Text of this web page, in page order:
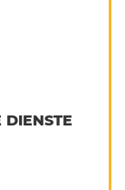
DIENSTE